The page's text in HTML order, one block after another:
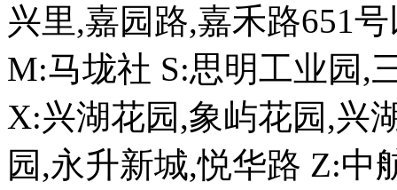
兴里,嘉园路,嘉禾路651
M:马垅社 S:思明工业园,
X:兴湖花园,象屿花园,兴
园,永升新城,悦华路 Z:中